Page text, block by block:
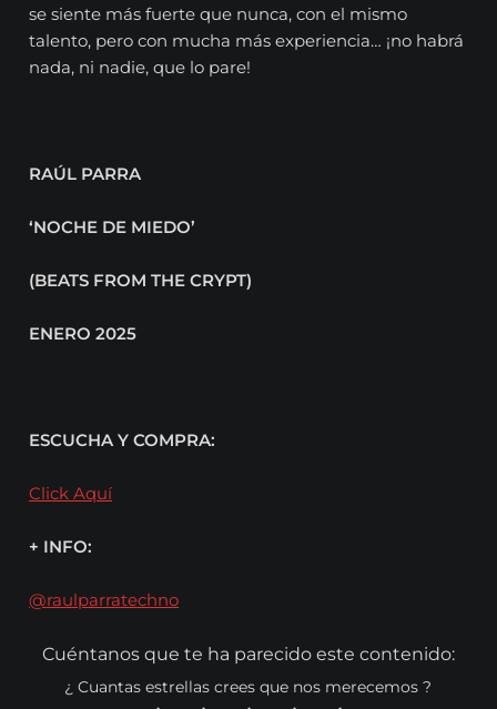
se siente más fuerte que nunca, con el mismo
talento, pero con mucha más experiencia… ¡no habrá
nada, ni nadie, que lo pare!
RAÚL PARRA
‘NOCHE DE MIEDO’
(BEATS FROM THE CRYPT)
ENERO 2025
ESCUCHA Y COMPRA:
Click Aquí
+ INFO:
@raulparratechno
Cuéntanos que te ha parecido este contenido:
¿ Cuantas estrellas crees que nos merecemos ?